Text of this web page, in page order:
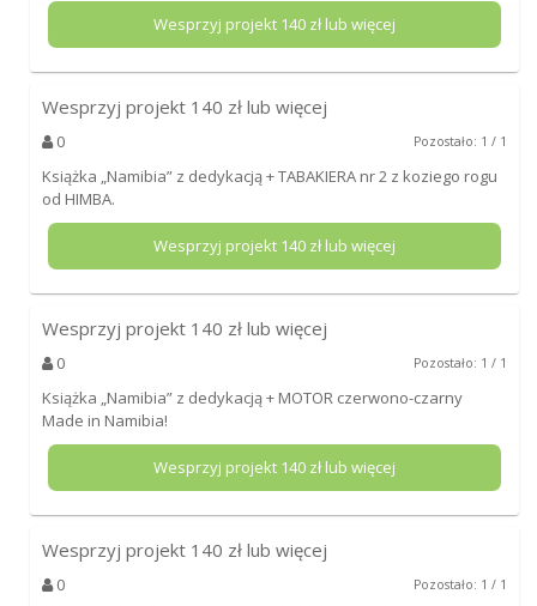
Wesprzyj projekt 140zł lub więcej
Wesprzyj projekt 140 zł lub więcej
0 Pozostało: 1 / 1
Książka „Namibia” z dedykacją + TABAKIERA nr 2 z koziego rogu
od HIMBA.
Wesprzyj projekt 140zł lub więcej
Wesprzyj projekt 140 zł lub więcej
0 Pozostało: 1 / 1
Książka „Namibia” z dedykacją + MOTOR czerwono-czarny
Made in Namibia!
Wesprzyj projekt 140zł lub więcej
Wesprzyj projekt 140 zł lub więcej
0 Pozostało: 1 / 1